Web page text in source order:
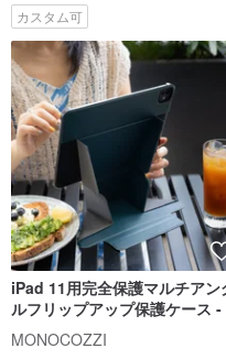
カスタム可
iPad 11用完全保護マルチアン
ルフリップアップ保護ケース -
ッドナイトブルー
MONOCOZZI